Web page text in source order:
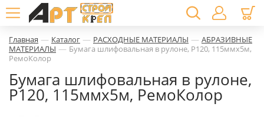
Главная — Каталог — РАСХОДНЫЕ МАТЕРИАЛЫ — АБРАЗИВНЫЕ
МАТЕРИАЛЫ — Бумага шлифовальная в рулоне, Р120, 115ммх5м,
РемоКолор
Бумага шлифовальная в рулоне,
Р120, 115ммх5м, РемоКолор